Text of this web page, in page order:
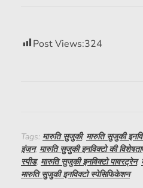
Post Views:324
Tags: मारुति सुजुकी, मारुति सुजुकी
इंजन, मारुति सुजुकी इनविक्टो की
स्पीड, मारुति सुजुकी इनविक्टो पावरट्रेन,
मारुति सुजुकी इनविक्टो स्पेसिफिकेशन